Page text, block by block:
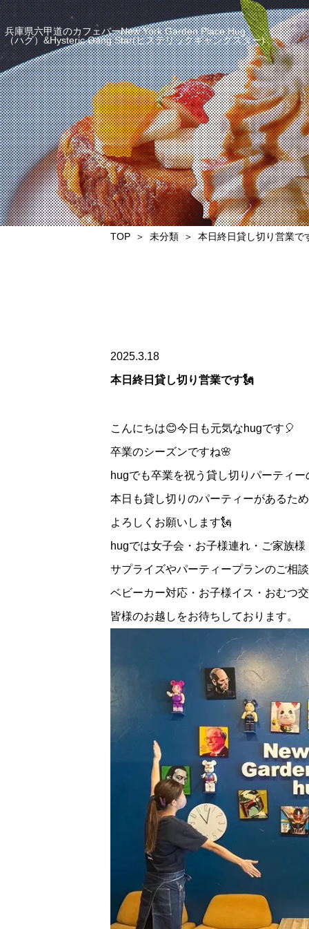
兵庫県六甲道のカフェバーNew York Garden Place Hug
（ハグ）&Hysteric Gang Star(ヒステリックギャングスター)
TOP 未分類 本日終日貸し切り営業で
2025.3.18
本日終日貸し切り営業です🗽
こんにちは😊今日も元気なhugです🎈
卒業のシーズンですね🌸
hugでも卒業を祝う貸し切りパーティ
本日も貸し切りのパーティーがあるた
よろしくお願いします🗽
hugでは女子会・お子様連れ・ご家族
サプライズやパーティープランのご相
ベビーカー対応・お子様イス・おむつ
皆様のお越しをお待ちしております。